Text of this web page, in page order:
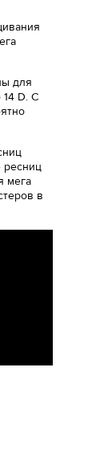
для
D. С
ресниц
мега
в